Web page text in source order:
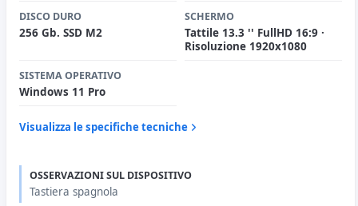
DISCO DURO
256 Gb. SSD M2
SCHERMO
Tattile 13.3 '' FullHD 16:9 ·
Risoluzione 1920x1080
SISTEMA OPERATIVO
Windows 11 Pro
Visualizza le specifiche tecniche
OSSERVAZIONI SUL DISPOSITIVO
Tastiera spagnola